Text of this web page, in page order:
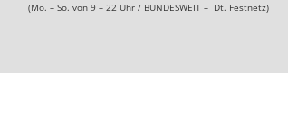
(Mo. – So. von 9 – 22 Uhr / BUNDESWEIT – Dt. Festnetz)